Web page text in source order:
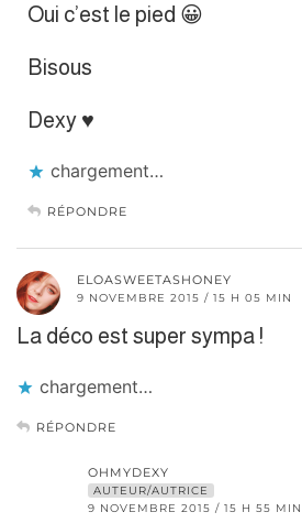
Oui c’est le pied 😀
Bisous
Dexy ♥
chargement…
RÉPONDRE
ELOASWEETASHONEY
9 NOVEMBRE 2015 / 15 H 05 MIN
La déco est super sympa !
chargement…
RÉPONDRE
OHMYDEXY
AUTEUR/AUTRICE
9 NOVEMBRE 2015 / 15 H 55 MIN